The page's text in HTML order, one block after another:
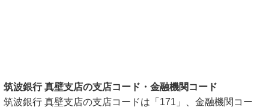
筑波銀行 真壁支店の支店コード・金融機関コード
筑波銀行 真壁支店の支店コードは「171」、金融機関コー